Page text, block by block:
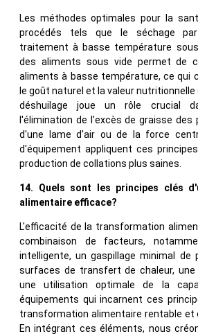
Les méthodes optimales pour la
procédés tels que le séchage
traitement à basse température
des aliments sous vide permet de
aliments à basse température, ce qui
le goût naturel et la valeur nutritionnelle
déshuilage joue un rôle crucial
l'élimination de l'excès de graisse
d'une lame d'air ou de la force
d'équipement appliquent ces
production de collations plus saines.
14. Quels sont les principes clés
alimentaire efficace?
L'efficacité de la transformation
combinaison de facteurs,
intelligente, un gaspillage minimal de
surfaces de transfert de chaleur,
une utilisation optimale de la
équipements qui incarnent ces
transformation alimentaire rentable et
En intégrant ces éléments, nous